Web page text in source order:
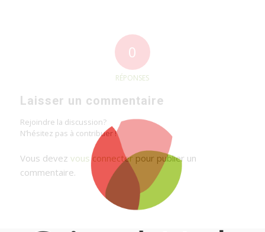
0
RÉPONSES
Laisser un commentaire
Rejoindre la discussion?
N’hésitez pas à contribuer !
Vous devez vous connecterpour publier un
commentaire.